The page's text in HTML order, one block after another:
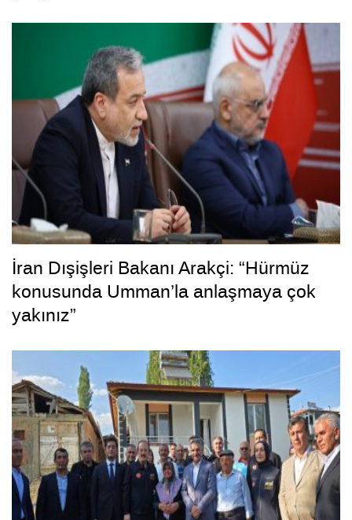
İran Dışişleri Bakanı Arakçi: “Hürmüz
konusunda Umman’la anlaşmaya çok
yakınız”